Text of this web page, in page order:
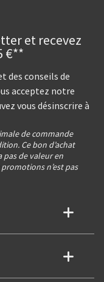
et recevez
€**
des conseils de
acceptez notre
vous désinscrire à
de commande
Ce bon d’achat
pas de valeur en
n’est pas